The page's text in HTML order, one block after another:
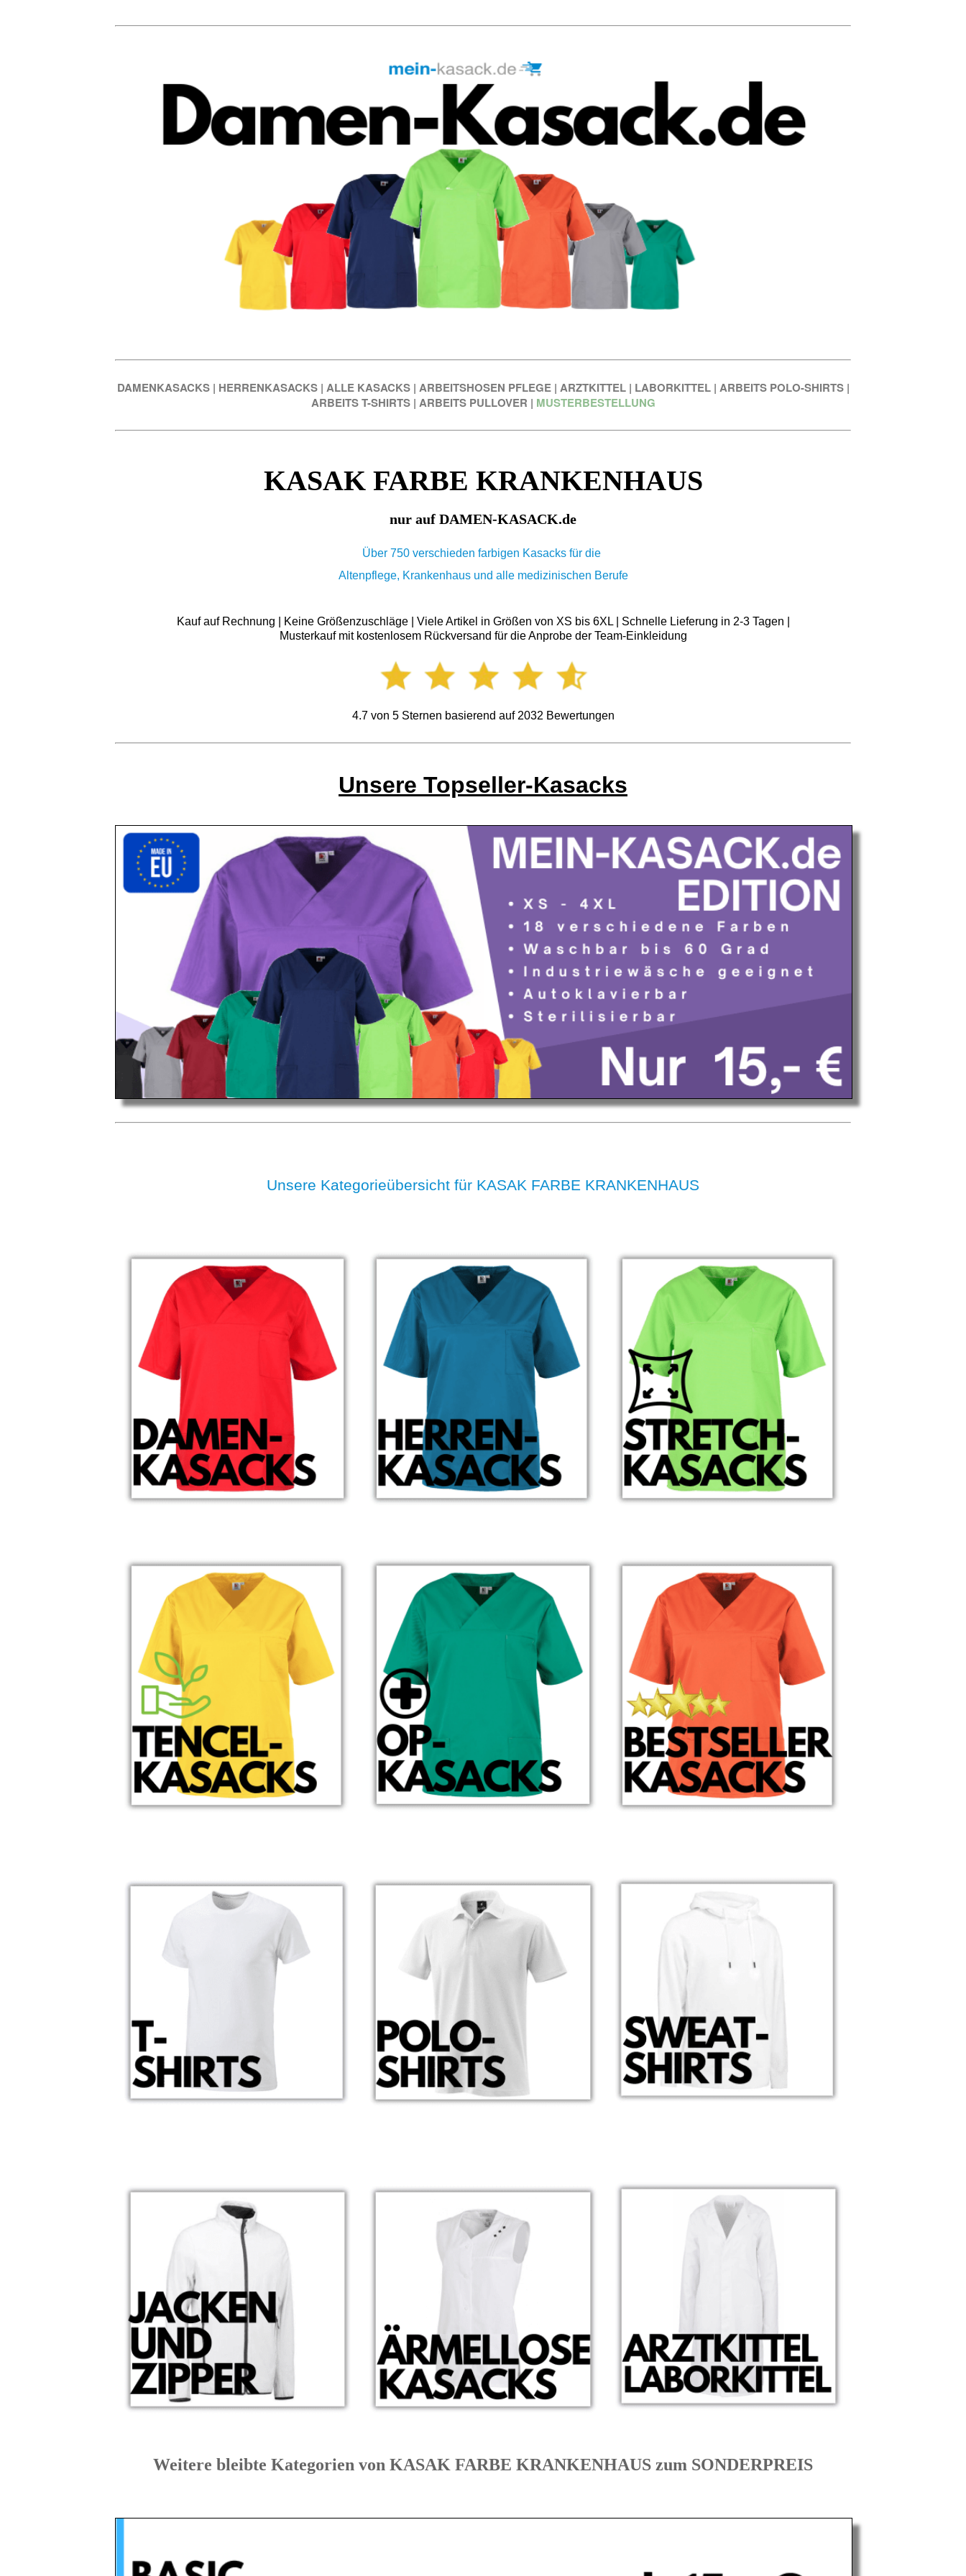
DAMENKASACKS | HERRENKASACKS | ALLE KASACKS | ARBEITSHOSEN PFLEGE | ARZTKITTEL | LABORKITTEL | ARBEITS POLO-SHIRTS |
ARBEITS T-SHIRTS | ARBEITS PULLOVER | MUSTERBESTELLUNG
KASAK FARBE KRANKENHAUS
nur auf DAMEN-KASACK.de
Über 750 verschieden farbigen Kasacks für die
Altenpflege, Krankenhaus und alle medizinischen Berufe
Kauf auf Rechnung | Keine Größenzuschläge | Viele Artikel in Größen von XS bis 6XL | Schnelle Lieferung in 2-3 Tagen |
Musterkauf mit kostenlosem Rückversand für die Anprobe der Team-Einkleidung
4.7von 5Sternen basierend auf 2032 Bewertungen
Unsere Topseller-Kasacks
Unsere Kategorieübersicht für KASAK FARBE KRANKENHAUS
Weitere bleibte Kategorien von KASAK FARBE KRANKENHAUS zum SONDERPREIS